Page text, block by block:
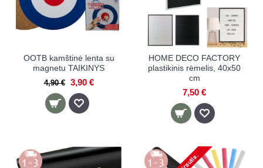
OOTB kamštinė lenta su
magnetu TAIKINYS
4,90 € 3,90 €
HOME DECO FACTORY
plastikinis rėmelis, 40x50
cm
7,50 €